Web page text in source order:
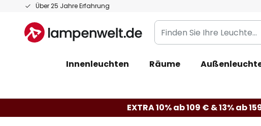
Über 25 Jahre Erfahrung
Zum
springen
Finden
Sie
Leuchte...
Innenleuchten Räume
EXTRA 10% ab 109 € & 13% ab